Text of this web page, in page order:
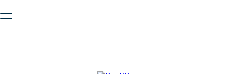
безопасную работу с сайтом. Пожалуйста